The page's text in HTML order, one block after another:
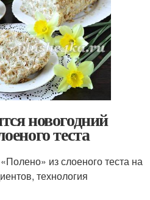
новогодний
теста
из слоеного теста на
технология